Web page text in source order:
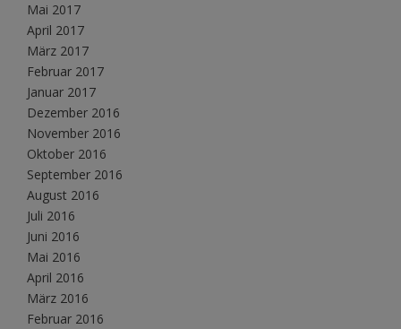
Mai 2017
April 2017
März 2017
Februar 2017
Januar 2017
Dezember 2016
November 2016
Oktober 2016
September 2016
August 2016
Juli 2016
Juni 2016
Mai 2016
April 2016
März 2016
Februar 2016